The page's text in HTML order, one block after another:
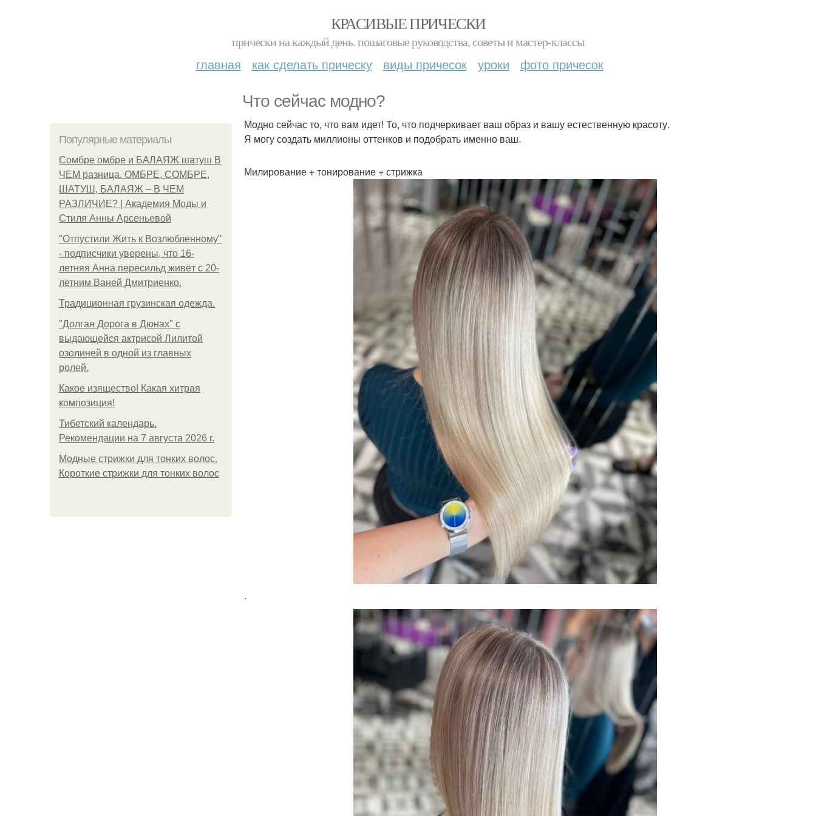
КРАСИВЫЕ ПРИЧЕСКИ
прически на каждый день. пошаговые руководства, советы и мастер-классы
главная как сделать прическу виды причесок уроки фото причесок
Что сейчас модно?
Популярные материалы
Сомбре омбре и БАЛАЯЖ шатуш В
ЧЕМ разница. ОМБРЕ, СОМБРЕ,
ШАТУШ, БАЛАЯЖ – В ЧЕМ
РАЗЛИЧИЕ? | Академия Моды и
Стиля Анны Арсеньевой
"Отпустили Жить к Возлюбленному"
- подписчики уверены, что 16-
летняя Анна пересильд живёт с 20-
летним Ваней Дмитриенко.
Традиционная грузинская одежда.
"Долгая Дорога в Дюнах" с
выдающейся актрисой Лилитой
озолиней в одной из главных
ролей.
Какое изящество! Какая хитрая
композиция!
Тибетский календарь.
Рекомендации на 7 августа 2026 г.
Модные стрижки для тонких волос.
Короткие стрижки для тонких волос
Модно сейчас то, что вам идет! То, что подчеркивает ваш образ и вашу естественную красоту.
Я могу создать миллионы оттенков и подобрать именно ваш.
Милирование + тонирование + стрижка
.